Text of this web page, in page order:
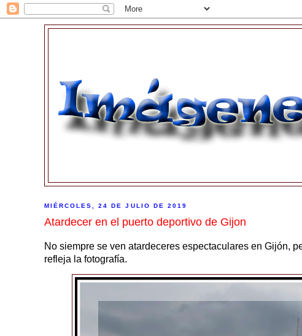
MIÉRCOLES, 24 DE JULIO DE 2019
Atardecer en el puerto deportivo de Gijon
No siempre se ven atardeceres espectaculares en Gijón,
refleja la fotografía.